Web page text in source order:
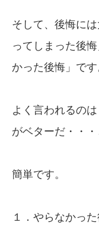
そして、後悔に
ってしまった後
かった後悔」です
よく言われるの
がベターだ・・
簡単です。
１．やらなかっ